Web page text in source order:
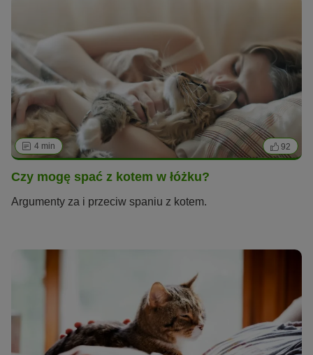
4 min 92
Czy mogę spać z kotem w łóżku?
Argumenty za i przeciw spaniu z kotem.